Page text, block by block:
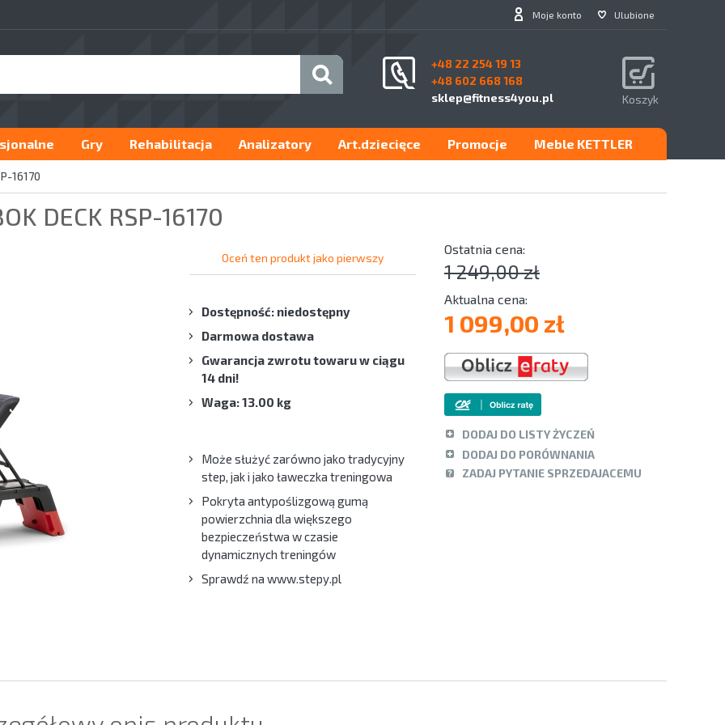
Moje konto Ulubione
+48 22 254 19 13
+48 602 668 168
sklep@fitness4you.pl
Koszyk
Gry Rehabilitacja Analizatory Art.dziecięce Promocje Meble KETTLER
16170
DECK RSP-16170
1 249,00 zł
1 099,00 zł
DODAJ DO LISTY ŻYCZEŃ
DODAJ DO PORÓWNANIA
ZADAJ PYTANIE SPRZEDAJACEMU
Oceń ten produkt jako pierwszy
Dostępność: niedostępny
Darmowa dostawa
Gwarancja zwrotu towaru w ciągu
14 dni!
Waga: 13.00 kg
Może służyć zarówno jako tradycyjny
step, jak i jako ławeczka treningowa
Pokryta antypoślizgową gumą
powierzchnia dla większego
bezpieczeństwa w czasie
dynamicznych treningów
Sprawdź na www.stepy.pl